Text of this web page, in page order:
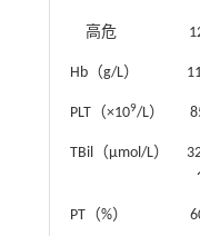
高危
Hb（g/L）
PLT（×109/L）
TBil（μmol/L）
PT（%）